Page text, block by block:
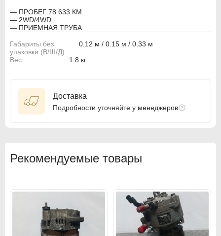
— ПРОБЕГ 78 633 КМ.
— 2WD/4WD
— ПРИЕМНАЯ ТРУБА
Габариты без
упаковки (В/Ш/Д)
0.12 м / 0.15 м / 0.33 м
Вес
1.8 кг
Доставка
Подробности уточняйте у менеджеров
Рекомендуемые товары
Audi
BMW
BMW Motorrad
Chevrolet
Citroen PSA
Dodge
Audi
BMW
BMW Motorrad
Chevrolet
Citroen PSA
Dodge